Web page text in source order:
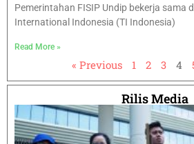
Pemerintahan FISIP Undip bekerja sama
International Indonesia (TI Indonesia)
Read More »
« Previous 1 2 3 4
Rilis Media